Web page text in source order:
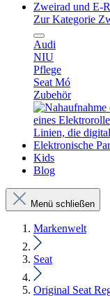
Zweirad und E-
Zur Kategorie
Audi
NIU
Pflege
Seat Mó
Zubehör
Elektronische
Kids
Blog
Menü schließen
Markenwelt
Seat
Original Seat